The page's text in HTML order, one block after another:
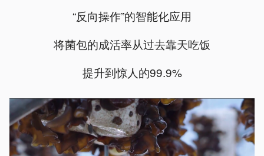
“反向操作”的智能化应用
将菌包的成活率从过去靠天吃饭
提升到惊人的99.9%